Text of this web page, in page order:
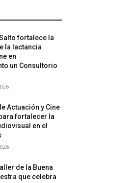
fortalece la
la lactancia
en
un Consultorio
Actuación y Cine
fortalecer la
en el
de la Buena
que celebra